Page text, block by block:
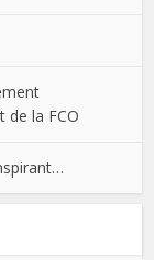
de la FCO